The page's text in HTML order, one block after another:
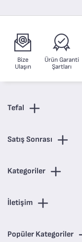
Bize
Ulaşın
Ürün Garanti
Şartları
Tefal
Satış Sonrası
Kategoriler
İletişim
Popüler Kategoriler